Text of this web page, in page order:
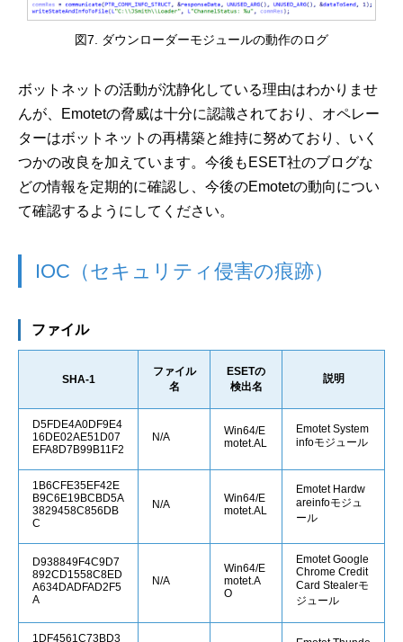
図7. ダウンローダーモジュールの動作のログ
ボットネットの活動が沈静化している理由はわかりませ
んが、Emotetの脅威は十分に認識されており、オペレー
ターはボットネットの再構築と維持に努めており、いく
つかの改良を加えています。今後もESET社のブログな
どの情報を定期的に確認し、今後のEmotetの動向につい
て確認するようにしてください。
IOC（セキュリティ侵害の痕跡）
ファイル
SHA-1
ファイル
名
ESETの
検出名
説明
D5FDE4A0DF9E4
16DE02AE51D07
EFA8D7B99B11F2
N/A
Win64/E
motet.AL
Emotet System
infoモジュール
1B6CFE35EF42E
B9C6E19BCBD5A
3829458C856DB
C
N/A
Win64/E
motet.AL
Emotet Hardw
areinfoモジュ
ール
D938849F4C9D7
892CD1558C8ED
A634DADFAD2F5
A
N/A
Win64/E
motet.A
O
Emotet Google
Chrome Credit
Card Stealerモ
ジュール
1DF4561C73BD3